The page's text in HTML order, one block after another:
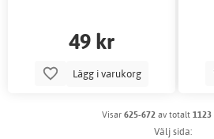
49 kr
Lägg i varukorg
Visar 625-672 av totalt 1123
Välj sida: